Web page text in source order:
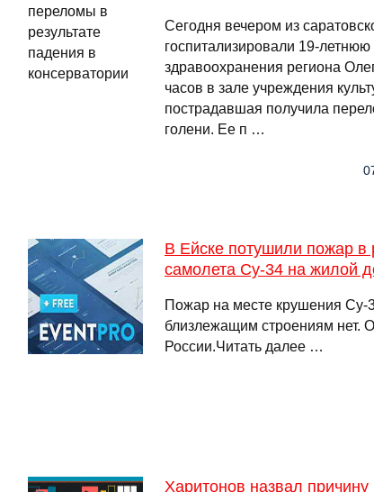
Сегодня вечером из
госпитализировали 19-
здравоохранения региона
часов в зале учреждения
пострадавшая получила
голени. Ее п …
В Ейске потушили пожар в
самолета Су-34 на жилой
Пожар на месте крушения Су-
близлежащим строениям нет.
России.Читать далее …
Харитонов назвал